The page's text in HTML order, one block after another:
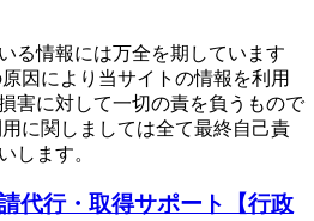
る情報には万全を期しています
因により当サイトの情報を利用
害に対して一切の責を負うもので
に関しましては全て最終自己責
します。
代行・取得サポート【行政